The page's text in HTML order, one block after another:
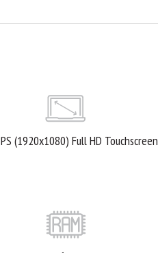
(1920x1080) Full HD Touchscreen